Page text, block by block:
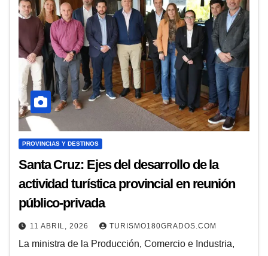
PROVINCIAS Y DESTINOS
Santa Cruz: Ejes del desarrollo de la
actividad turística provincial en reunión
público-privada
11 ABRIL, 2026 TURISMO180GRADOS.COM
La ministra de la Producción, Comercio e Industria,